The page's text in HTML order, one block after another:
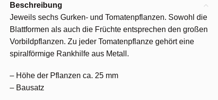
Beschreibung
Jeweils sechs Gurken- und Tomatenpflanzen. Sowohl die
Blattformen als auch die Früchte entsprechen den großen
Vorbildpflanzen. Zu jeder Tomatenpflanze gehört eine
spiralförmige Rankhilfe aus Metall.
– Höhe der Pflanzen ca. 25 mm
– Bausatz